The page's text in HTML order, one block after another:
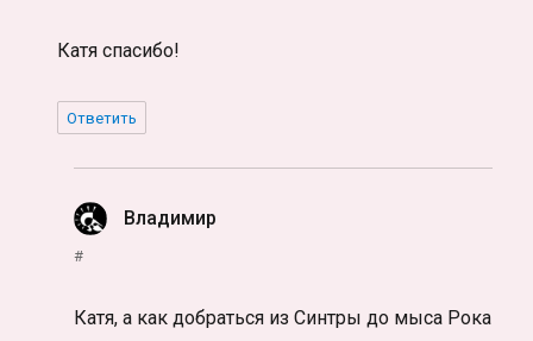
Катя спасибо!
Ответить
Владимир
#
Катя, а как добраться из Синтры до мыса Рока